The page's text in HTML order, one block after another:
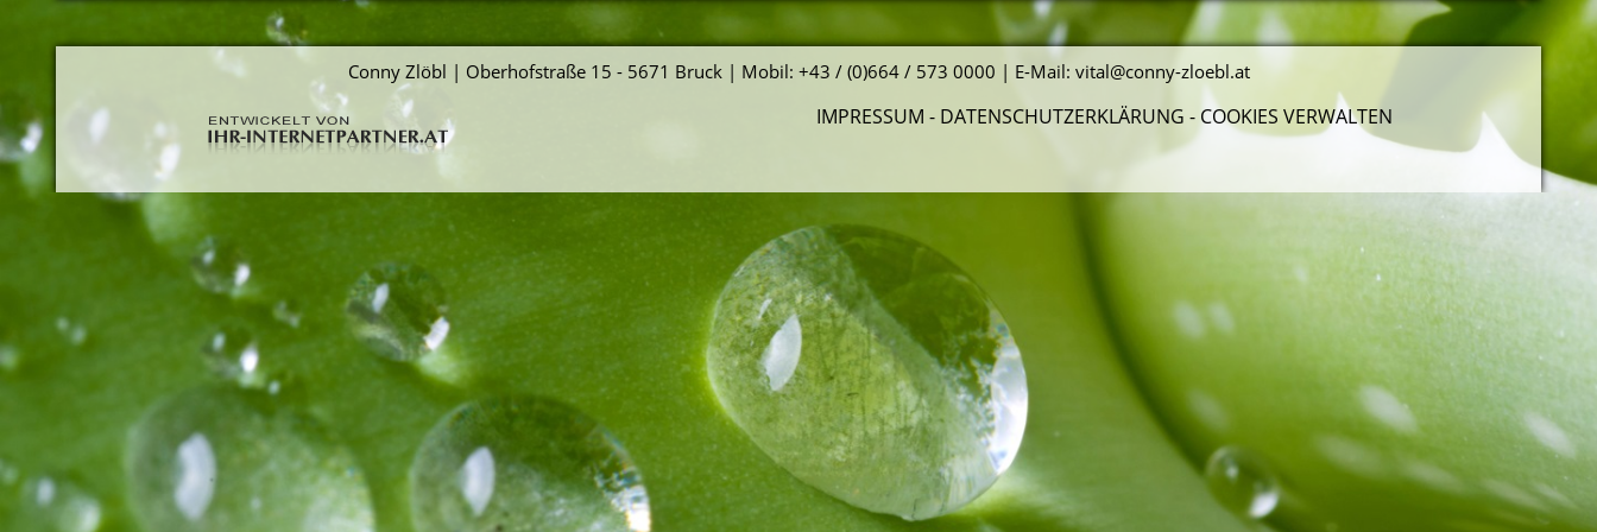
Conny Zlöbl | Oberhofstraße 15 - 5671 Bruck | Mobil: +43 / (0)664 / 573 0000 | E-Mail: vital@conny-zloebl.at
IMPRESSUM - DATENSCHUTZERKLÄRUNG - COOKIES VERWALTEN